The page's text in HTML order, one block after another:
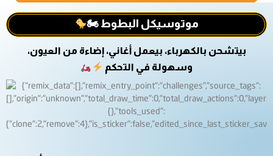
موتوسيكل البطوط 🏍
بيتشحن بالكهرباء، بيعمل أغاني، إضاءة من العيون،
وسهولة في التحكم